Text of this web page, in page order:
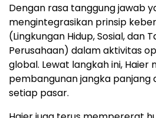
Dengan rasa tanggung jawab
mengintegrasikan prinsip
(Lingkungan Hidup, Sosial, dan
Perusahaan) dalam aktivitas
global. Lewat langkah ini, Haier
pembangunan jangka panjang
setiap pasar.